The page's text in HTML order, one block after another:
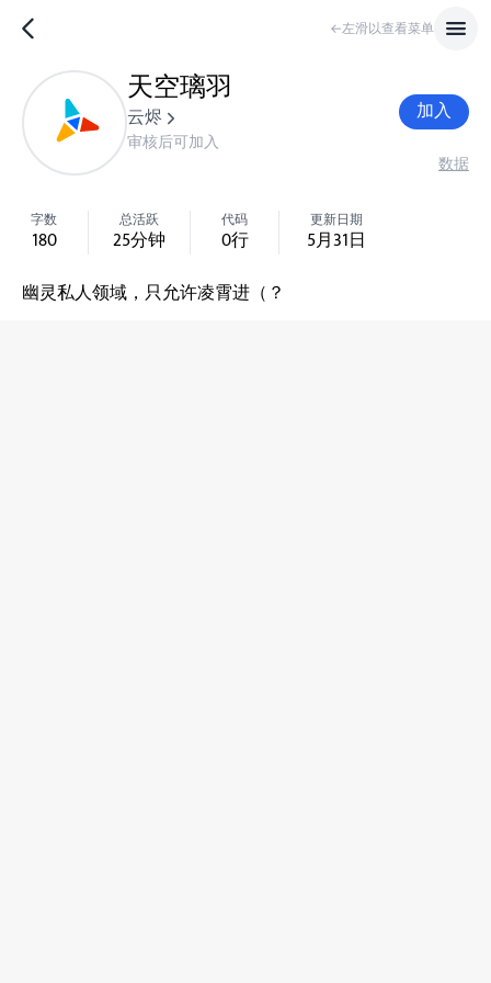
←左滑以查看菜单
天空璃羽
云烬
审核后可加入
加入
数据
字数
180
总活跃
25分钟
代码
0行
更新日期
5月31日
幽灵私人领域，只允许凌霄进（？